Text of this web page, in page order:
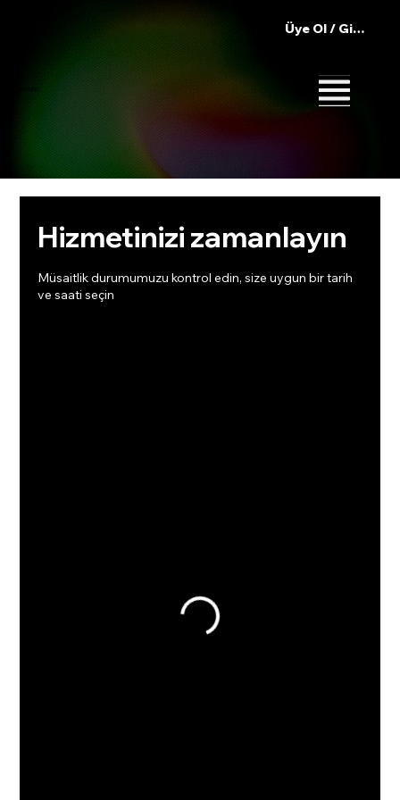
Üye Ol / Giriş Yap
Hizmetinizi zamanlayın
Müsaitlik durumumuzu kontrol edin, size uygun bir tarih
ve saati seçin